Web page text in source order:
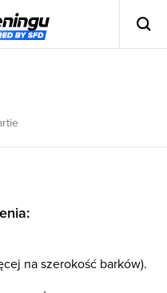
na szerokość barków).